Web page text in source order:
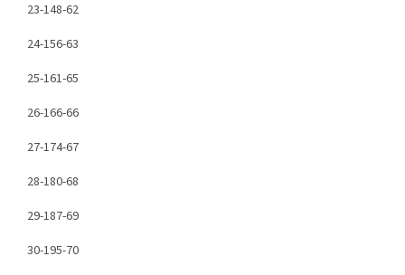
23-148-62
24-156-63
25-161-65
26-166-66
27-174-67
28-180-68
29-187-69
30-195-70